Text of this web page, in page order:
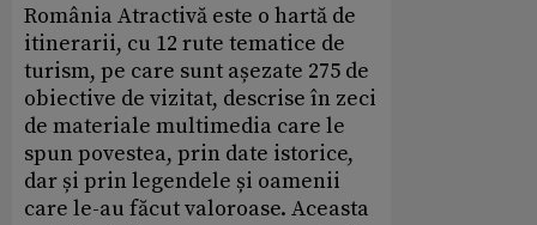
România Atractivă este o hartă de
itinerarii, cu 12 rute tematice de
turism, pe care sunt așezate 275 de
obiective de vizitat, descrise în zeci
de materiale multimedia care le
spun povestea, prin date istorice,
dar și prin legendele și oamenii
care le-au făcut valoroase. Aceasta